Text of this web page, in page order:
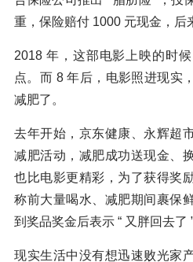
重，保险赔付 1000 元现金，后
2018 年，这部电影上映的时
点。而 8 年后，电影照进现实
减肥了。
去年开始，京东健康、永辉超
减肥活动，减肥成功送现金
也比电影更精彩，为了获得奖
称前大量喝水、减肥期间裹保
到奖品奖金后表示 “ 又胖回去了 ”
现实生活中没有想迅速败光家